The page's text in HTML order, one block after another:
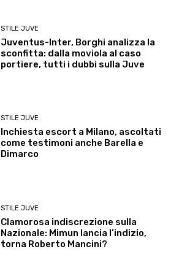
STILE JUVE
Juventus-Inter, Borghi analizza la
sconfitta: dalla moviola al caso
portiere, tutti i dubbi sulla Juve
STILE JUVE
Inchiesta escort a Milano, ascoltati
come testimoni anche Barella e
Dimarco
STILE JUVE
Clamorosa indiscrezione sulla
Nazionale: Mimun lancia l’indizio,
torna Roberto Mancini?